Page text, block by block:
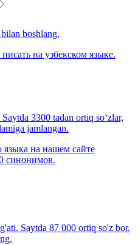
boshlang.
на узбекском языке.
3300 tadan ortiq so‘zlar,
jamlangan.
языка на нашем сайте
синонимов.
Saytda 87 000 ortiq so'z bor.